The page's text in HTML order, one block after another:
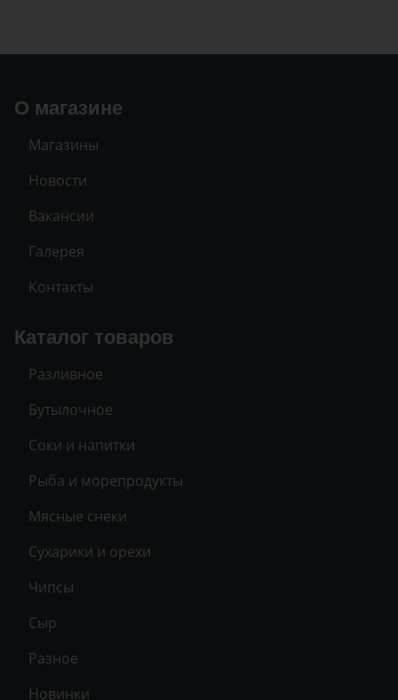
О магазине
Магазины
Новости
Вакансии
Галерея
Контакты
Каталог товаров
Разливное
Бутылочное
Соки и напитки
Рыба и морепродукты
Мясные снеки
Сухарики и орехи
Чипсы
Сыр
Разное
Новинки